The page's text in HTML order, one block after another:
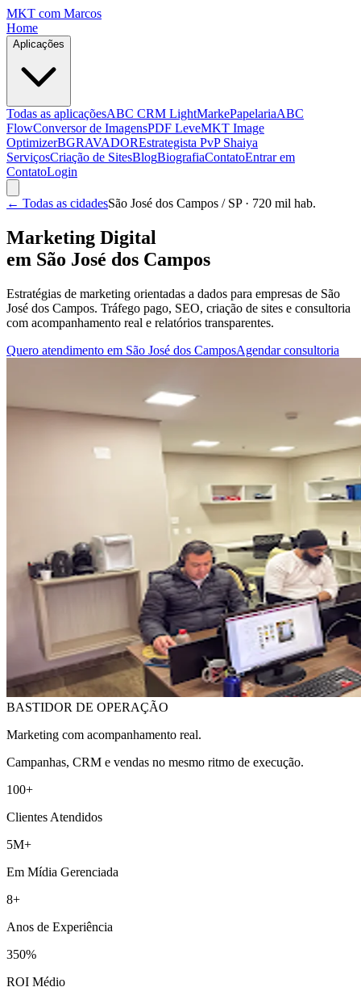
MKT com Marcos
Home
Aplicações
Todas as aplicaçõesABC CRM LightMarkePapelariaABC
FlowConversor de ImagensPDF LeveMKT Image
OptimizerBGRAVADOREstrategista PvP Shaiya
ServiçosCriação de SitesBlogBiografiaContatoEntrar em
ContatoLogin
← Todas as cidadesSão José dos Campos / SP· 720 mil hab.
Marketing Digital
em São José dos Campos
Estratégias de marketing orientadas a dados para empresas de São
José dos Campos. Tráfego pago, SEO, criação de sites e consultoria
com acompanhamento real e relatórios transparentes.
Quero atendimento em São José dos CamposAgendar consultoria
BASTIDOR DE OPERAÇÃO
Marketing com acompanhamento real.
Campanhas, CRM e vendas no mesmo ritmo de execução.
100+
Clientes Atendidos
5M+
Em Mídia Gerenciada
8+
Anos de Experiência
350%
ROI Médio